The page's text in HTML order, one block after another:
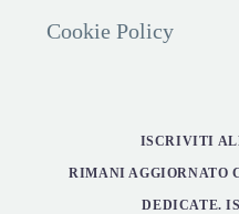
Cookie Policy
ISCRIVITI
RIMANI AGGIORNATO
DEDICATE.